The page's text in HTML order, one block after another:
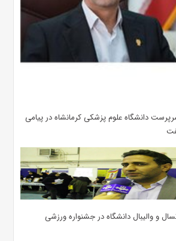
دانشگاه علوم پزشکی کرمانشاه در پیامی
و والیبال دانشگاه در جشنواره ورزشی